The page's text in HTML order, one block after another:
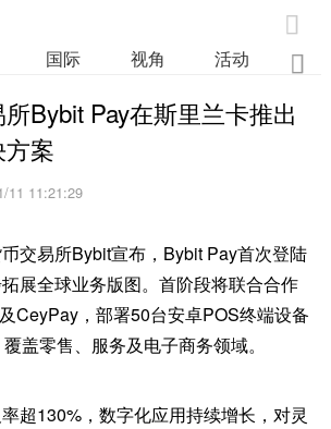

国际 视角 活动 业

Bybit Pay在斯里兰卡推出
案
11 11:21:29
交易所Bybit宣布，Bybit Pay首次登陆
展全球业务版图。首阶段将联合合作
CeyPay，部署50台安卓POS终端设备
盖零售、服务及电子商务领域。
超130%，数字化应用持续增长，对灵